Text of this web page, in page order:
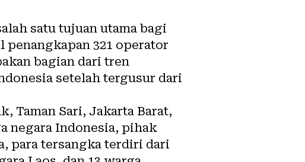
satu tujuan utama bagi
321 operator
bagian dari tren
setelah tergusur dari
Taman Sari, Jakarta Barat,
negara Indonesia, pihak
para tersangka terdiri dari